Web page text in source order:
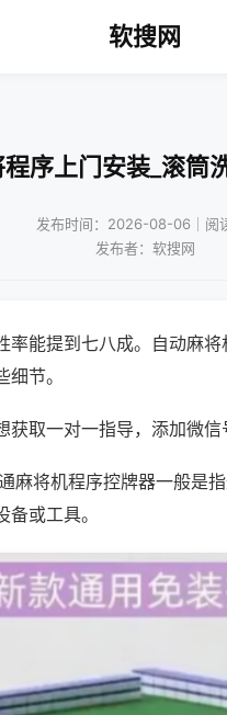
软搜网
序上门安装_滚筒
发布时间：2026-08-06｜阅
发布者：软搜网
率能提到七八成。自动麻
节。
获取一对一指导，添加微信
麻将机程序控牌器一般是
或工具。